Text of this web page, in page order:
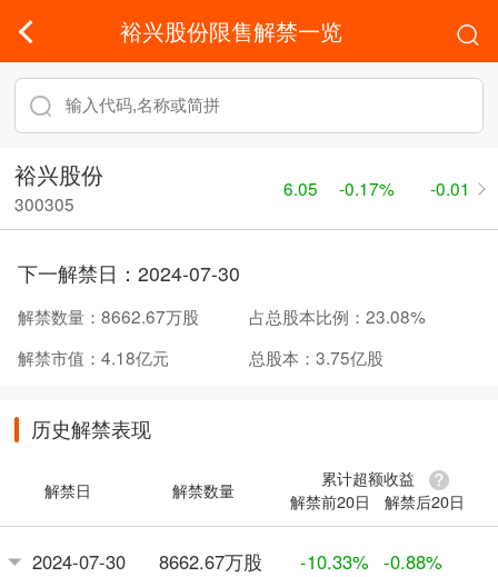
裕兴股份限售解禁一览
裕兴股份
300305
6.05 -0.17% -0.01
下一解禁日： 2024-07-30
解禁数量： 8662.67万股 占总股本比例： 23.08%
解禁市值： 4.18亿元 总股本： 3.75亿股
历史解禁表现
解禁日 解禁数量
累计超额收益
解禁前20日
解禁后20日
2024-07-30 8662.67万股 -10.33% -0.88%